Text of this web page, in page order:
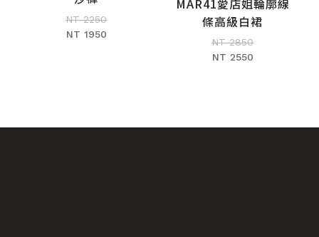
NT 2250
NT 1950
加入購物車
條高級白裙
NT 2850
NT 2550